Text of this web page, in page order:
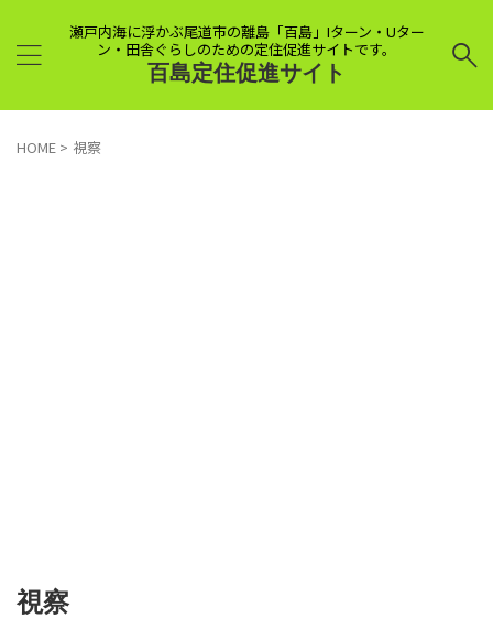
瀬戸内海に浮かぶ尾道市の離島「百島」Iターン・Uター
ン・田舎ぐらしのための定住促進サイトです。
百島定住促進サイト
HOME > 視察
視察